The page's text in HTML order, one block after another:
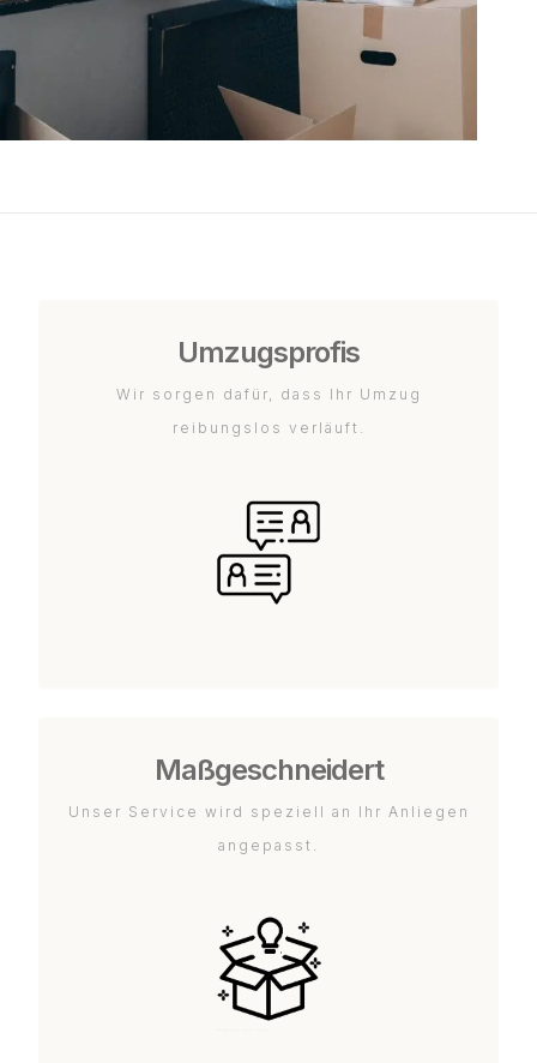
Umzugsprofis
Wir sorgen dafür, dass Ihr Umzug
reibungslos verläuft.
Maßgeschneidert
Unser Service wird speziell an Ihr Anliegen
angepasst.